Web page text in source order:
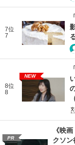
7位
7
8位
8
NEW
PR
《映
クソン